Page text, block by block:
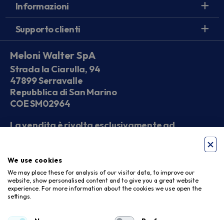
Informazioni
Supporto clienti
Meloni Walter SpA
Strada la Ciarulla, 94
47899 Serravalle
Repubblica di San Marino
COE SM02964
La vendita è rivolta esclusivamente ad
Seguici sui social
We use cookies
We may place these for analysis of our visitor data, to improve our
website, show personalised content and to give you a great website
experience. For more information about the cookies we use open the
settings.